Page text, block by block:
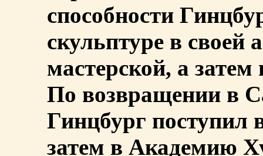
способности
скульптуре в своей
мастерской, а
По возвращении в
Гинцбург поступил
затем в Академию